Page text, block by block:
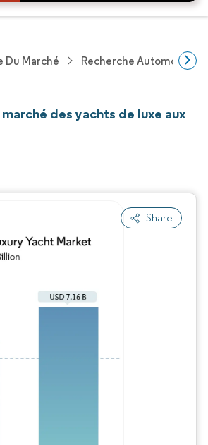
Du Marché Recherche Automobile
des yachts de luxe aux
Share